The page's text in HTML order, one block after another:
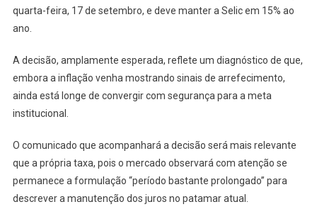
quarta-feira, 17 de setembro, e deve manter a Selic em 15% ao
ano.
A decisão, amplamente esperada, reflete um diagnóstico de que,
embora a inflação venha mostrando sinais de arrefecimento,
ainda está longe de convergir com segurança para a meta
institucional.
O comunicado que acompanhará a decisão será mais relevante
que a própria taxa, pois o mercado observará com atenção se
permanece a formulação “período bastante prolongado” para
descrever a manutenção dos juros no patamar atual.